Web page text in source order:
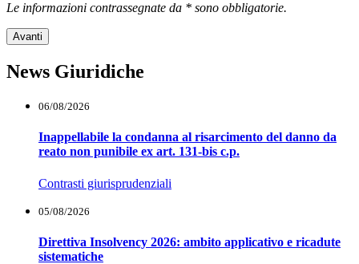
Le informazioni contrassegnate da * sono obbligatorie.
Avanti
News Giuridiche
06/08/2026
Inappellabile la condanna al risarcimento del danno da
reato non punibile ex art. 131-bis c.p.
Contrasti giurisprudenziali
05/08/2026
Direttiva Insolvency 2026: ambito applicativo e ricadute
sistematiche